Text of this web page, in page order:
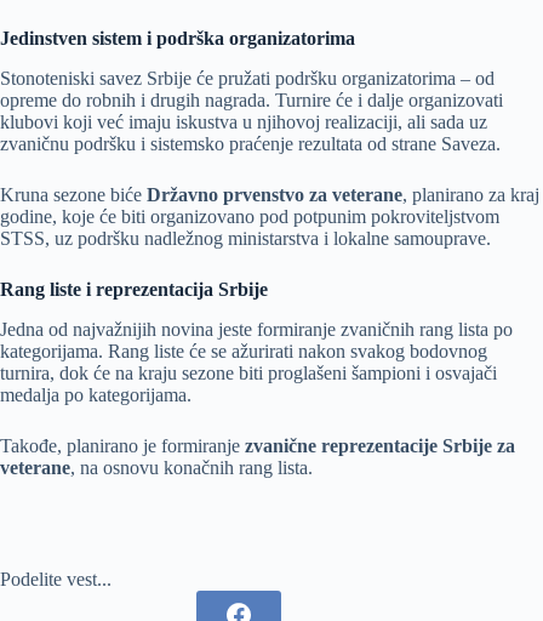
Jedinstven sistem i podrška organizatorima
Stonoteniski savez Srbije će pružati podršku organizatorima – od
opreme do robnih i drugih nagrada. Turnire će i dalje organizovati
klubovi koji već imaju iskustva u njihovoj realizaciji, ali sada uz
zvaničnu podršku i sistemsko praćenje rezultata od strane Saveza.
Kruna sezone biće Državno prvenstvo za veterane, planirano za kraj
godine, koje će biti organizovano pod potpunim pokroviteljstvom
STSS, uz podršku nadležnog ministarstva i lokalne samouprave.
Rang liste i reprezentacija Srbije
Jedna od najvažnijih novina jeste formiranje zvaničnih rang lista po
kategorijama. Rang liste će se ažurirati nakon svakog bodovnog
turnira, dok će na kraju sezone biti proglašeni šampioni i osvajači
medalja po kategorijama.
Takođe, planirano je formiranje zvanične reprezentacije Srbije za
veterane, na osnovu konačnih rang lista.
Podelite vest...